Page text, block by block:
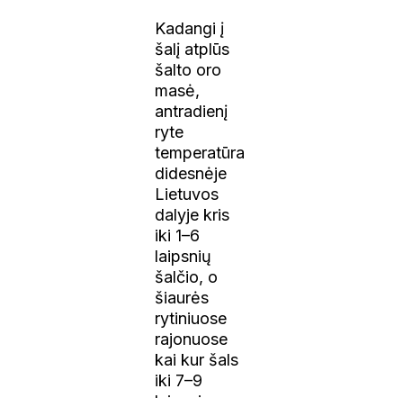
Kadangi į
šalį atplūs
šalto oro
masė,
antradienį
ryte
temperatūra
didesnėje
Lietuvos
dalyje kris
iki 1–6
laipsnių
šalčio, o
šiaurės
rytiniuose
rajonuose
kai kur šals
iki 7–9